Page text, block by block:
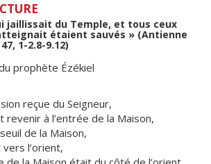
jaillissait du Temple, et tous ceux
étaient sauvés » (Antienne
1-2.8-9.12)
prophète Ézékiel
reçue du Seigneur,
revenir à l’entrée de la Maison,
de la Maison,
vers l’orient,